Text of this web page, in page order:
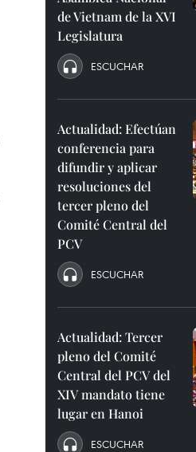
de Vietnam de la XVI
Legislatura
ESCUCHAR
Actualidad: Efectúan
conferencia para
difundir y aplicar
resoluciones del
tercer pleno del
Comité Central del
PCV
ESCUCHAR
Actualidad: Tercer
pleno del Comité
Central del PCV del
XIV mandato tiene
lugar en Hanoi
ESCUCHAR